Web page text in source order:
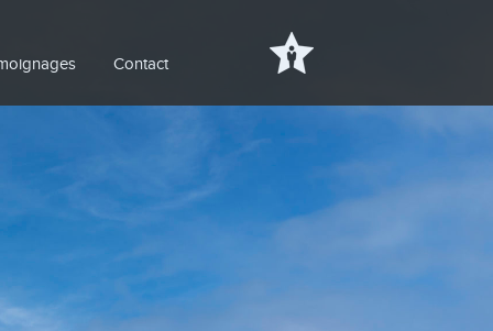
Contact